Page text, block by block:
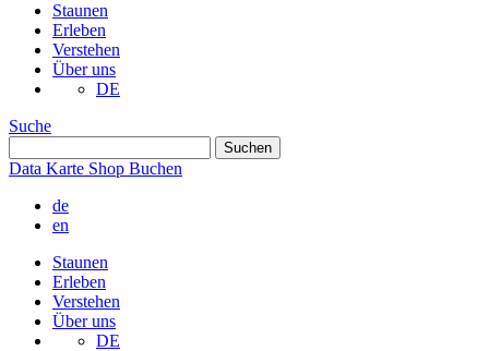
Staunen
Erleben
Verstehen
Über uns
DE
Suche
Data Karte Shop Buchen
de
en
Staunen
Erleben
Verstehen
Über uns
DE